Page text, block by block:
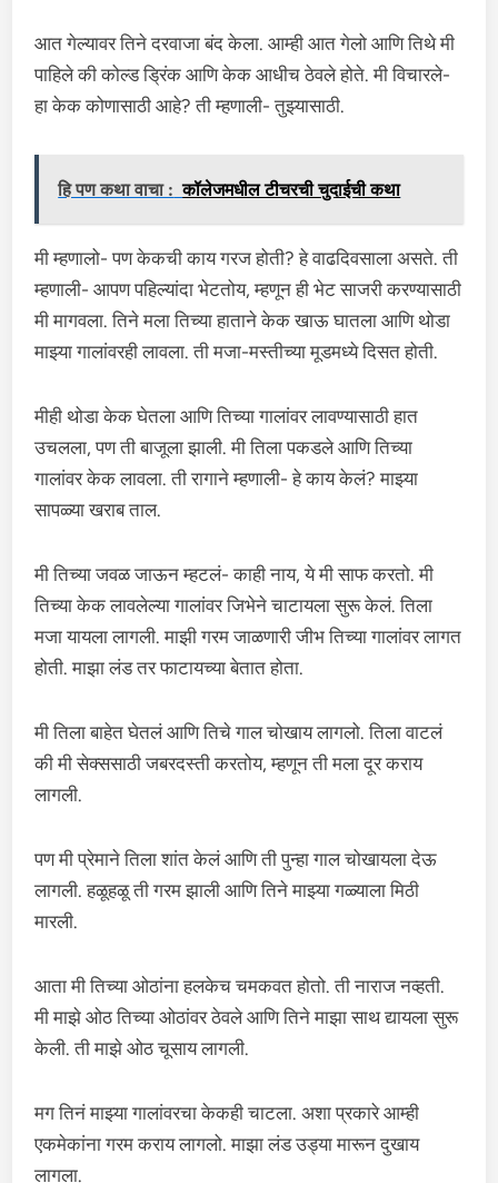
आत गेल्यावर तिने दरवाजा बंद केला. आम्ही आत गेलो आणि तिथे मी
पाहिले की कोल्ड ड्रिंक आणि केक आधीच ठेवले होते. मी विचारले-
हा केक कोणासाठी आहे? ती म्हणाली- तुझ्यासाठी.
हि पण कथा वाचा : कॉलेजमधील टीचरची चुदाईची कथा
मी म्हणालो- पण केकची काय गरज होती? हे वाढदिवसाला असते. ती
म्हणाली- आपण पहिल्यांदा भेटतोय, म्हणून ही भेट साजरी करण्यासाठी
मी मागवला. तिने मला तिच्या हाताने केक खाऊ घातला आणि थोडा
माझ्या गालांवरही लावला. ती मजा-मस्तीच्या मूडमध्ये दिसत होती.
मीही थोडा केक घेतला आणि तिच्या गालांवर लावण्यासाठी हात
उचलला, पण ती बाजूला झाली. मी तिला पकडले आणि तिच्या
गालांवर केक लावला. ती रागाने म्हणाली- हे काय केलं? माझ्या
सापळ्या खराब ताल.
मी तिच्या जवळ जाऊन म्हटलं- काही नाय, ये मी साफ करतो. मी
तिच्या केक लावलेल्या गालांवर जिभेने चाटायला सुरू केलं. तिला
मजा यायला लागली. माझी गरम जाळणारी जीभ तिच्या गालांवर लागत
होती. माझा लंड तर फाटायच्या बेतात होता.
मी तिला बाहेत घेतलं आणि तिचे गाल चोखाय लागलो. तिला वाटलं
की मी सेक्ससाठी जबरदस्ती करतोय, म्हणून ती मला दूर कराय
लागली.
पण मी प्रेमाने तिला शांत केलं आणि ती पुन्हा गाल चोखायला देऊ
लागली. हळूहळू ती गरम झाली आणि तिने माझ्या गळ्याला मिठी
मारली.
आता मी तिच्या ओठांना हलकेच चमकवत होतो. ती नाराज नव्हती.
मी माझे ओठ तिच्या ओठांवर ठेवले आणि तिने माझा साथ द्यायला सुरू
केली. ती माझे ओठ चूसाय लागली.
मग तिनं माझ्या गालांवरचा केकही चाटला. अशा प्रकारे आम्ही
एकमेकांना गरम कराय लागलो. माझा लंड उड्या मारून दुखाय
लागला.